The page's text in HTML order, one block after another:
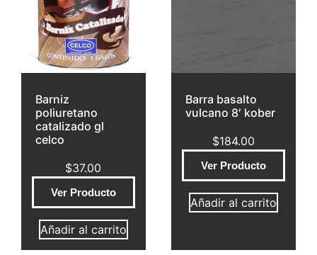
Barniz
poliuretano
catalizado gl
celco
$37.00
Ver Producto
Añadir al carrito
Barra basalto
vulcano 8′ kober
$184.00
Ver Producto
Añadir al carrito